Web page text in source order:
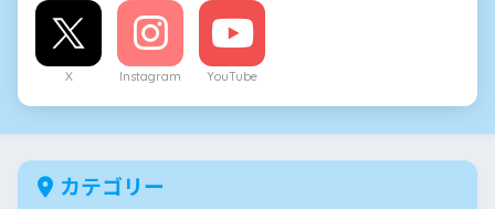
X Instagram YouTube
カテゴリー